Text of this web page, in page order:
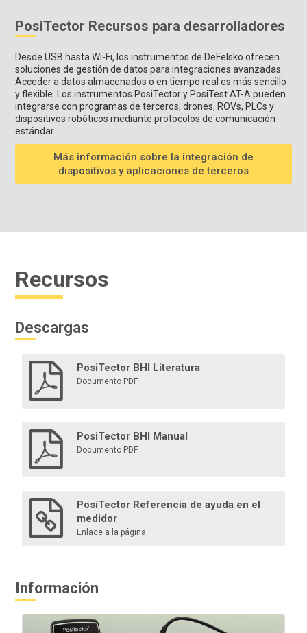
PosiTector Recursos para desarrolladores
Desde USB hasta Wi-Fi, los instrumentos de DeFelsko ofrecen
soluciones de gestión de datos para integraciones avanzadas.
Acceder a datos almacenados o en tiempo real es más sencillo
y flexible. Los instrumentos PosiTector y PosiTest AT-A pueden
integrarse con programas de terceros, drones, ROVs, PLCs y
dispositivos robóticos mediante protocolos de comunicación
estándar.
Más información sobre la integración de
dispositivos y aplicaciones de terceros
Recursos
Descargas
PosiTector BHI Literatura
Documento PDF
PosiTector BHI Manual
Documento PDF
PosiTector Referencia de ayuda en el
medidor
Enlace a la página
Información